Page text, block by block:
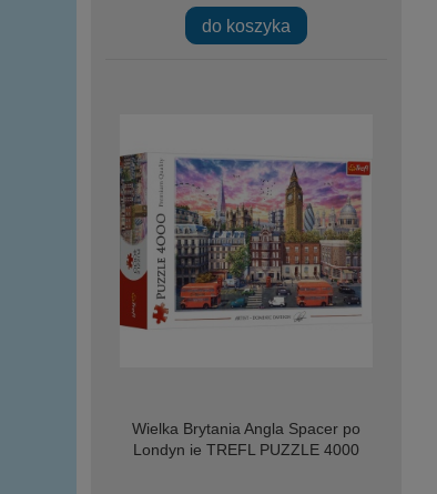
do koszyka
Wielka Brytania Angla Spacer po
Londyn ie TREFL PUZZLE 4000